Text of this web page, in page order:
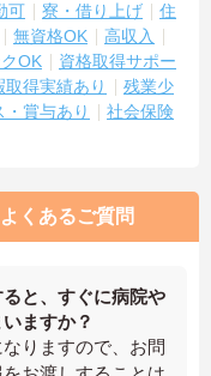
可 寮・借り上げ
住
無資格OK
高収入
OK
資格取得サポー
得実績あり
残業少
・賞与あり
社会保険
くあるご質問
と、すぐに病院や
ますか？
りますので、お問